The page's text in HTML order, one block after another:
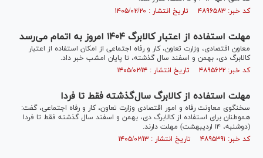
کد خبر: ۴۸۹۶۵۸۳ تاریخ انتشار : ۱۴۰۵/۰۲/۲۰
مهلت استفاده از اعتبار کالابرگ ۱۴۰۴ امروز به اتمام می‌رسد
معاون اقتصادی، وزارت تعاون، کار و رفاه اجتماعی از امکان استفاده از اعتبار
کالابرگ دی، بهمن و اسفند سال گذشته، تا پایان امشب خبر داد.
کد خبر: ۴۸۹۵۶۲۲ تاریخ انتشار : ۱۴۰۵/۰۲/۱۴
مهلت استفاده از کالابرگ سال‌گذشته فقط تا فردا
سخنگوی معاونت رفاه و امور اقتصادی وزارت تعاون، کار و رفاه اجتماعی، گفت:
هموطنان برای استفاده از کالابرگ دی، بهمن و اسفند سال گذشته فقط تا فردا
(دوشنبه، ۱۴ اردیبهشت) مهلت دارند.
کد خبر: ۴۸۹۵۳۹۱ تاریخ انتشار : ۱۴۰۵/۰۲/۱۳